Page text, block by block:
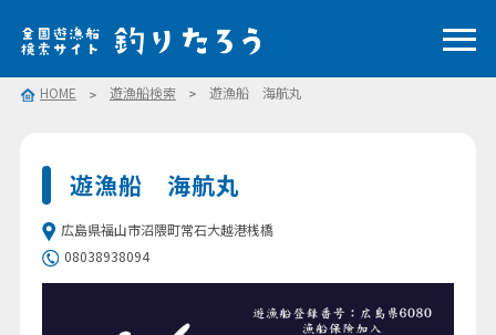
HOME 遊漁船検索 遊漁船 海航丸
遊漁船 海航丸
広島県福山市沼隈町常石大越港桟橋
08038938094